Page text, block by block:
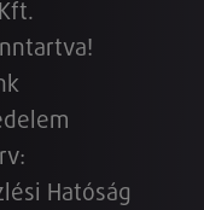
Hatóság